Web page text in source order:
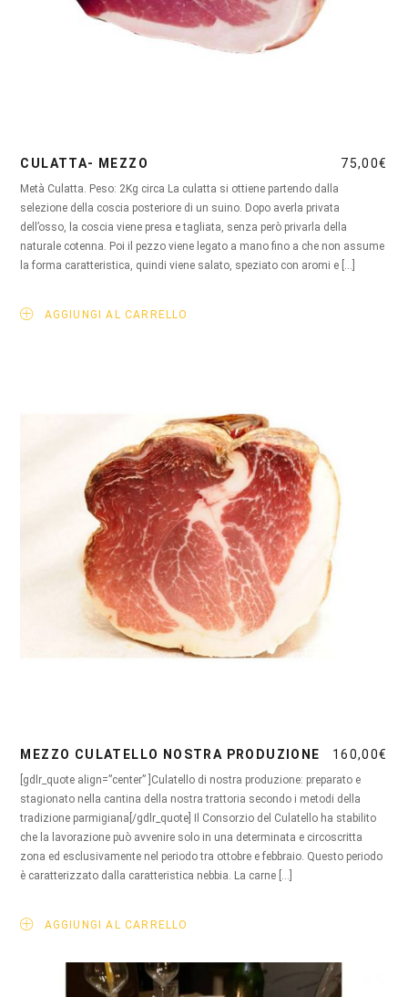
CULATTA- MEZZO 75,00€
Metà Culatta. Peso: 2Kg circa La culatta si ottiene partendo dalla
selezione della coscia posteriore di un suino. Dopo averla privata
dell’osso, la coscia viene presa e tagliata, senza però privarla della
naturale cotenna. Poi il pezzo viene legato a mano fino a che non assume
la forma caratteristica, quindi viene salato, speziato con aromi e […]
AGGIUNGI AL CARRELLO
MEZZO CULATELLO NOSTRA PRODUZIONE 160,00€
[gdlr_quote align=”center” ]Culatello di nostra produzione: preparato e
stagionato nella cantina della nostra trattoria secondo i metodi della
tradizione parmigiana[/gdlr_quote] Il Consorzio del Culatello ha stabilito
che la lavorazione può avvenire solo in una determinata e circoscritta
zona ed esclusivamente nel periodo tra ottobre e febbraio. Questo periodo
è caratterizzato dalla caratteristica nebbia. La carne […]
AGGIUNGI AL CARRELLO